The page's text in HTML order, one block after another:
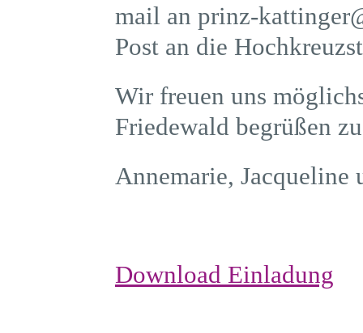
mail an prinz-
Post an die
Wir freuen uns
Friedewald begrüßen
Annemarie, Jacqueline
Download Einladung